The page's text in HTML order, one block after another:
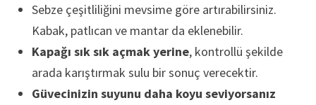
Sebze çeşitliliğini mevsime göre artırabilirsiniz.
Kabak, patlıcan ve mantar da eklenebilir.
Kapağı sık sık açmak yerine, kontrollü şekilde
arada karıştırmak sulu bir sonuç verecektir.
Güvecinizin suyunu daha koyu seviyorsanız